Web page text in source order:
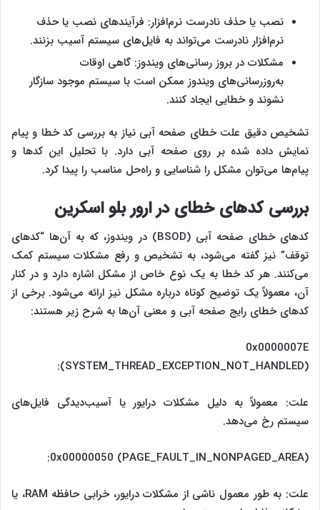
نصب یا حذف نادرست نرم‌افزار: فرآیندهای نصب یا حذف
نرم‌افزار نادرست می‌تواند به فایل‌های سیستم آسیب بزنند.
مشکلات در بروز رسانی‌های ویندوز: گاهی اوقات
به‌روزرسانی‌های ویندوز ممکن است با سیستم موجود سازگار
نشوند و خطایی ایجاد کنند.
تشخیص دقیق علت خطای صفحه آبی نیاز به بررسی کد خطا و پیام
نمایش داده شده بر روی صفحه آبی دارد. با تحلیل این کدها و
پیام‌ها می‌توان مشکل را شناسایی و راه‌حل مناسب را پیدا کرد.
بررسی کدهای خطای در ارور بلو اسکرین
کدهای خطای صفحه آبی (BSOD) در ویندوز، که به آن‌ها “کدهای
توقف” نیز گفته می‌شود، به تشخیص و رفع مشکلات سیستم کمک
می‌کنند. هر کد خطا به یک نوع خاص از مشکل اشاره دارد و در کنار
آن، معمولاً یک توضیح کوتاه درباره مشکل نیز ارائه می‌شود. برخی از
کدهای خطای رایج صفحه آبی و معنی آن‌ها به شرح زیر هستند:
0x0000007E
(SYSTEM_THREAD_EXCEPTION_NOT_HANDLED):
علت: معمولاً به دلیل مشکلات درایور یا آسیب‌دیدگی فایل‌های
سیستم رخ می‌دهد.
0x00000050 (PAGE_FAULT_IN_NONPAGED_AREA):
علت: به طور معمول ناشی از مشکلات درایور، خرابی حافظه RAM، یا